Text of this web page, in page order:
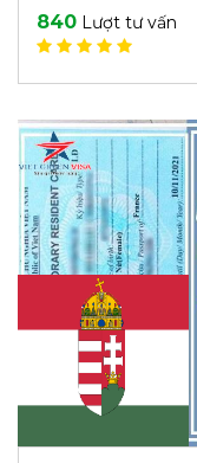
840 Lượt tư vấn